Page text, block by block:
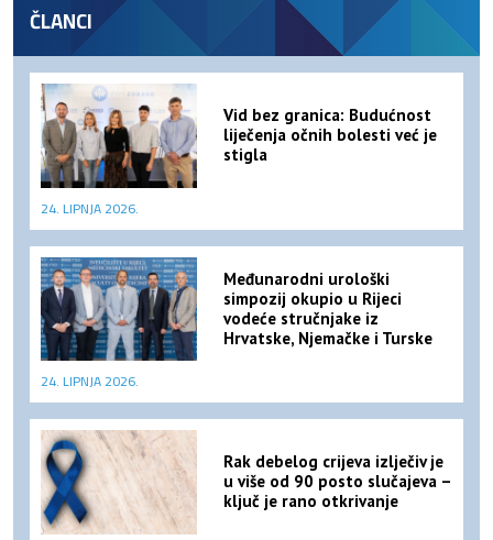
ČLANCI
Vid bez granica: Budućnost
liječenja očnih bolesti već je
stigla
24. LIPNJA 2026.
Međunarodni urološki
simpozij okupio u Rijeci
vodeće stručnjake iz
Hrvatske, Njemačke i Turske
24. LIPNJA 2026.
Rak debelog crijeva izlječiv je
u više od 90 posto slučajeva –
ključ je rano otkrivanje